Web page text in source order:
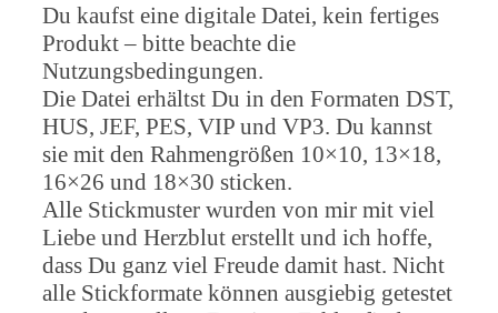
Du kaufst eine digitale Datei, kein fertiges
Produkt – bitte beachte die
Nutzungsbedingungen.
Die Datei erhältst Du in den Formaten DST,
HUS, JEF, PES, VIP und VP3. Du kannst
sie mit den Rahmengrößen 10×10, 13×18,
16×26 und 18×30 sticken.
Alle Stickmuster wurden von mir mit viel
Liebe und Herzblut erstellt und ich hoffe,
dass Du ganz viel Freude damit hast. Nicht
alle Stickformate können ausgiebig getestet